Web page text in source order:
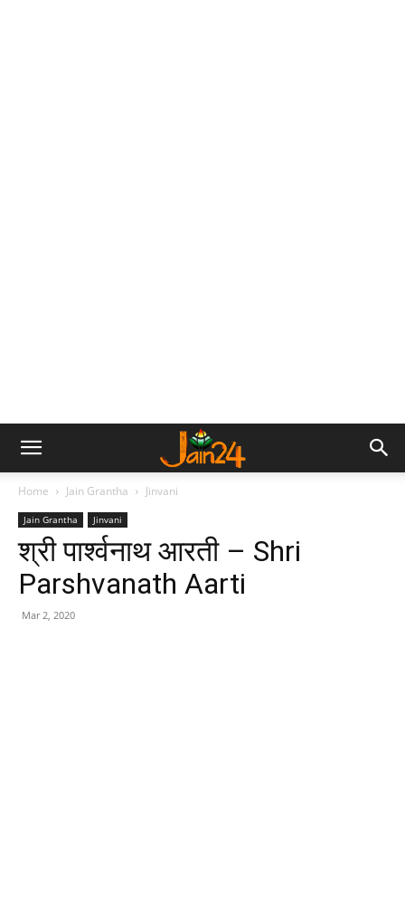
Home Jain Grantha Jinvani
Jain Grantha Jinvani
श्री पार्श्वनाथ आरती – Shri
Parshvanath Aarti
Mar 2, 2020